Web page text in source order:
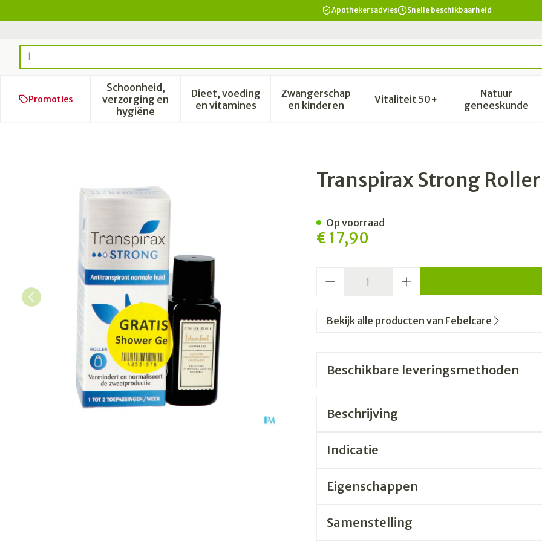
Apothekersadvies Snelle beschikbaarheid
Product, merk, categorie...
Promoties
Schoonheid,
verzorging en
hygiëne
Toon submenu voor Schoonheid, verzorging en hygiëne categorie
Dieet, voeding
en vitaminesToon submenu voor Dieet, voeding en vitamines categorie
Zwangerschap
en kinderenToon submenu voor Zwangerschap en
Vitaliteit 50+Toon submenu voor Vitaliteit
Natuur
geneeskunde
Toon
Transpirax Strong Roller 50ml + Douchegel 30ml
Transpirax Strong
€ 17,90
Op voorraad
Bekijk alle producten van Febelcare
Beschikbare leveringsmethoden
Beschrijving
Indicatie
Eigenschappen
Samenstelling